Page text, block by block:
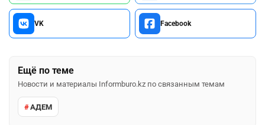
VK Facebook
Ещё по теме
Новости и материалы Informburo.kz по связанным темам
АДЕМ